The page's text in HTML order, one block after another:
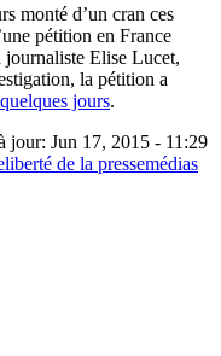
monté d’un cran ces
pétition en France
journaliste Elise Lucet,
la pétition a
jours.
jour: Jun 17, 2015 - 11:29
liberté de la pressemédias